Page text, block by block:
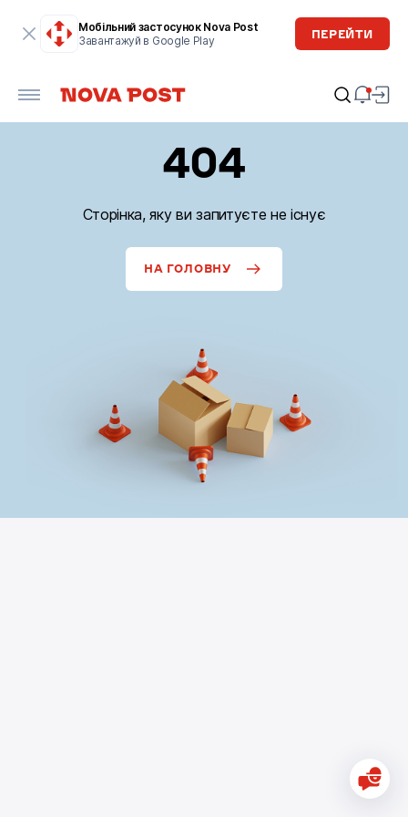
Мобільний застосунок Nova Post
Завантажуй в Google Play
ПЕРЕЙТИ
404
Сторінка, яку ви запитуєте не існує
НА ГОЛОВНУ